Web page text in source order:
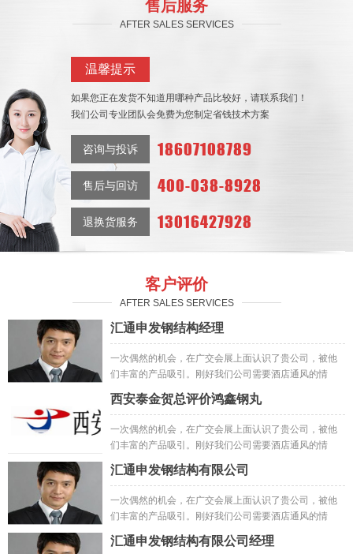
售后服务
AFTER SALES SERVICES
温馨提示
如果您正在发货不知道用哪种产品比较好，请联系我们！
我们公司专业团队会免费为您制定省钱技术方案
咨询与投诉 18607108789
售后与回访 400-038-8928
退换货服务 13016427928
客户评价
AFTER SALES SERVICES
汇通申发钢结构经理
一次偶然的机会，在广交会展上面认识了贵公司，被他
们丰富的产品吸引。刚好我们公司需要酒店通风的情
况，就抱着试试的心态先试了小样，然后订购了一批;之
后做出来的成品
西安泰金贺总评价鸿鑫钢丸
一次偶然的机会，在广交会展上面认识了贵公司，被他
们丰富的产品吸引。刚好我们公司需要酒店通风的情
况，就抱着试试的心态先试了小样，然后订购了一批;之
后做出来的成品一次偶然的机会，在广交会展上面认识
酒店通风的情况，就抱着试试的心态先试了小样，然后
订购了一批;之后做出来的成品
汇通申发钢结构有限公司
一次偶然的机会，在广交会展上面认识了贵公司，被他
们丰富的产品吸引。刚好我们公司需要酒店通风的情
况，就抱着试试的心态先试了小样，然后订购了一批;之
后做出来的成品
汇通申发钢结构有限公司经理